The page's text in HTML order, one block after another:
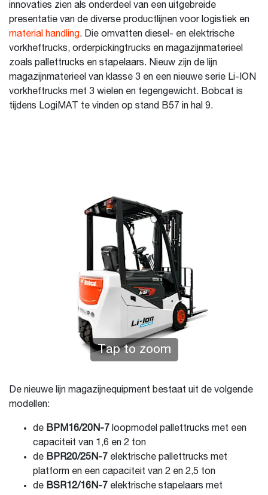
innovaties zien als onderdeel van een uitgebreide
presentatie van de diverse productlijnen voor logistiek en
material handling. Die omvatten diesel- en elektrische
vorkheftrucks, orderpickingtrucks en magazijnmaterieel
zoals pallettrucks en stapelaars. Nieuw zijn de lijn
magazijnmaterieel van klasse 3 en een nieuwe serie Li-ION
vorkheftrucks met 3 wielen en tegengewicht. Bobcat is
tijdens LogiMAT te vinden op stand B57 in hal 9.
Tap to zoom
De nieuwe lijn magazijnequipment bestaat uit de volgende
modellen:
de BPM16/20N-7 loopmodel pallettrucks met een
capaciteit van 1,6 en 2 ton
de BPR20/25N-7 elektrische pallettrucks met
platform en een capaciteit van 2 en 2,5 ton
de BSR12/16N-7 elektrische stapelaars met